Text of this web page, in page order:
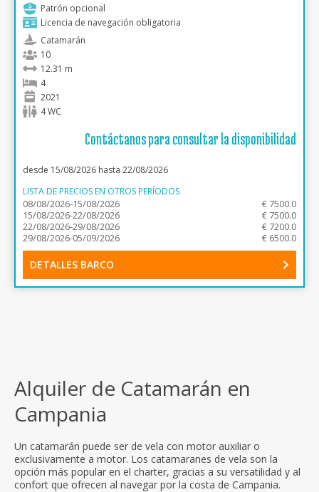
Patrón opcional
Licencia de navegación obligatoria
Catamarán
10
12.31 m
4
2021
4 WC
Contáctanos para consultar la disponibilidad
desde 15/08/2026 hasta 22/08/2026
LISTA DE PRECIOS EN OTROS PERÍODOS
08/08/2026-15/08/2026
€ 7500.0
15/08/2026-22/08/2026
€ 7500.0
22/08/2026-29/08/2026
€ 7200.0
29/08/2026-05/09/2026
€ 6500.0
DETALLES BARCO
Alquiler de Catamarán en
Campania
Un catamarán puede ser de vela con motor auxiliar o
exclusivamente a motor. Los catamaranes de vela son la
opción más popular en el charter, gracias a su versatilidad y al
confort que ofrecen al navegar por la costa de Campania.